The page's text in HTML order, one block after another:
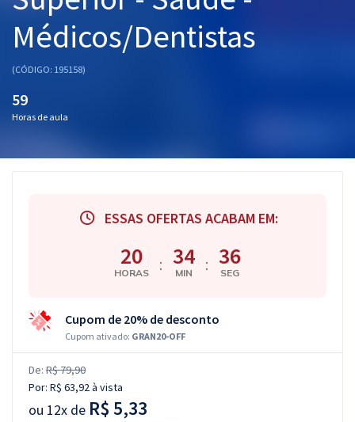
Conteúdo gratuito
Blog
Aprovados
Médicos/Dentistas
(CÓDIGO: 195158)
59
Horas de aula
ESSAS OFERTAS ACABAM EM:
20
HORAS : 34
MIN : 35
SEG
Cupom de 20% de desconto
Cupom ativado: GRAN20-OFF
De: R$ 79,90
Por: R$ 63,92à vista
ou 12x de R$ 5,33